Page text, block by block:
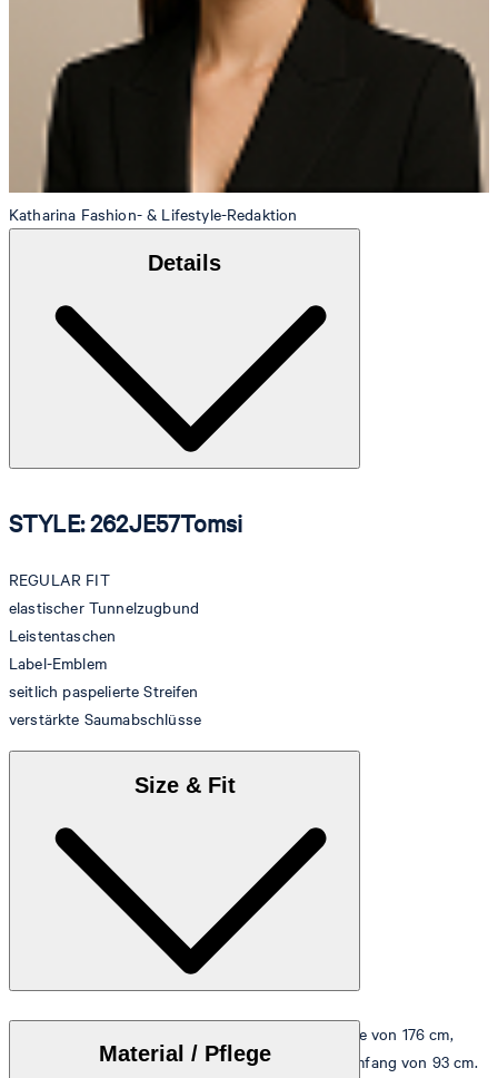
Katharina Fashion- & Lifestyle-Redaktion
Details
STYLE: 262JE57Tomsi
REGULAR FIT
elastischer Tunnelzugbund
Leistentaschen
Label-Emblem
seitlich paspelierte Streifen
verstärkte Saumabschlüsse
Size & Fit
Das Model trägt die Größe S bei einer Körpergröße von 176 cm,
einem Taillenumfang von 63 cm und einem Hüftumfang von 93 cm.
Material / Pflege